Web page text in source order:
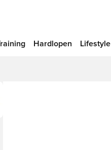
Hardlopen Lifestyle